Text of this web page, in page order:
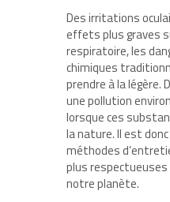
Des irritations
effets plus graves
respiratoire, les
chimiques
prendre à la légère.
une pollution
lorsque ces
la nature. Il est
méthodes
plus
notre planète.